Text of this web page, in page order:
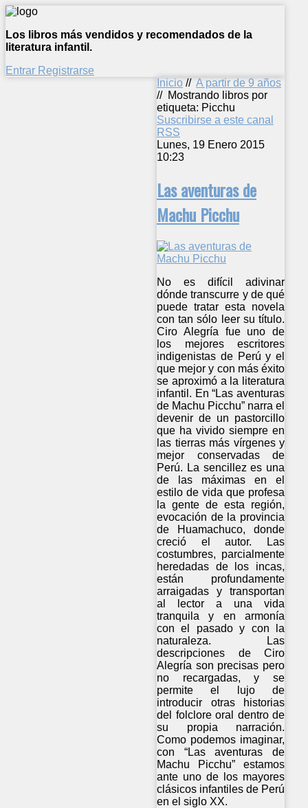
Los libros más vendidos y recomendados de la
literatura infantil.
Entrar Registrarse
Inicio // A partir de 9 años
// Mostrando libros por
etiqueta: Picchu
Suscribirse a este canal
RSS
Lunes, 19 Enero 2015
10:23
Las aventuras de
Machu Picchu
No es difícil adivinar
dónde transcurre y de qué
puede tratar esta novela
con tan sólo leer su título.
Ciro Alegría fue uno de
los mejores escritores
indigenistas de Perú y el
que mejor y con más éxito
se aproximó a la literatura
infantil. En “Las aventuras
de Machu Picchu” narra el
devenir de un pastorcillo
que ha vivido siempre en
las tierras más vírgenes y
mejor conservadas de
Perú. La sencillez es una
de las máximas en el
estilo de vida que profesa
la gente de esta región,
evocación de la provincia
de Huamachuco, donde
creció el autor. Las
costumbres, parcialmente
heredadas de los incas,
están profundamente
arraigadas y transportan
al lector a una vida
tranquila y en armonía
con el pasado y con la
naturaleza. Las
descripciones de Ciro
Alegría son precisas pero
no recargadas, y se
permite el lujo de
introducir otras historias
del folclore oral dentro de
su propia narración.
Como podemos imaginar,
con “Las aventuras de
Machu Picchu” estamos
ante uno de los mayores
clásicos infantiles de Perú
en el siglo XX.